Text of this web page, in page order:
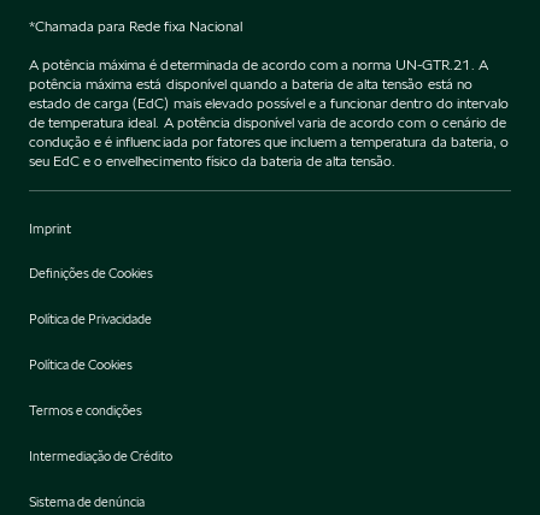
*Chamada para Rede fixa Nacional
A potência máxima é determinada de acordo com a norma UN-GTR.21. A
potência máxima está disponível quando a bateria de alta tensão está no
estado de carga (EdC) mais elevado possível e a funcionar dentro do intervalo
de temperatura ideal. A potência disponível varia de acordo com o cenário de
condução e é influenciada por fatores que incluem a temperatura da bateria, o
seu EdC e o envelhecimento físico da bateria de alta tensão.
Imprint
Definições de Cookies
Política de Privacidade
Política de Cookies
Termos e condições
Intermediação de Crédito
Sistema de denúncia